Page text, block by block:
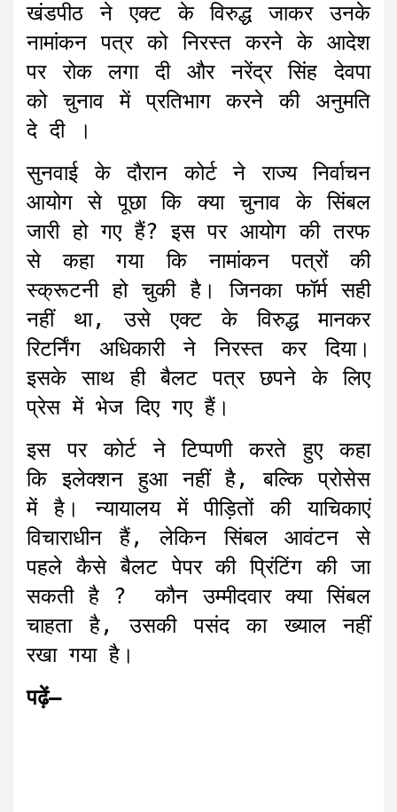
खंडपीठ ने एक्ट के विरुद्ध जाकर उनके
नामांकन पत्र को निरस्त करने के आदेश
पर रोक लगा दी और नरेंद्र सिंह देवपा
को चुनाव में प्रतिभाग करने की अनुमति
दे दी ।
सुनवाई के दौरान कोर्ट ने राज्य निर्वाचन
आयोग से पूछा कि क्या चुनाव के सिंबल
जारी हो गए हैं? इस पर आयोग की तरफ
से कहा गया कि नामांकन पत्रों की
स्क्रूटनी हो चुकी है। जिनका फॉर्म सही
नहीं था, उसे एक्ट के विरुद्ध मानकर
रिटर्निंग अधिकारी ने निरस्त कर दिया।
इसके साथ ही बैलट पत्र छपने के लिए
प्रेस में भेज दिए गए हैं।
इस पर कोर्ट ने टिप्पणी करते हुए कहा
कि इलेक्शन हुआ नहीं है, बल्कि प्रोसेस
में है। न्यायालय में पीड़ितों की याचिकाएं
विचाराधीन हैं, लेकिन सिंबल आवंटन से
पहले कैसे बैलट पेपर की प्रिंटिंग की जा
सकती है ? कौन उम्मीदवार क्या सिंबल
चाहता है, उसकी पसंद का ख्याल नहीं
रखा गया है।
पढ़ें—